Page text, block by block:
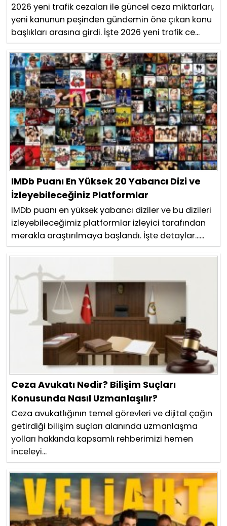
2026 yeni trafik cezaları ile güncel ceza miktarları,
yeni kanunun peşinden gündemin öne çıkan konu
başlıkları arasına girdi. İşte 2026 yeni trafik ce...
IMDb Puanı En Yüksek 20 Yabancı Dizi ve
İzleyebileceğiniz Platformlar
IMDb puanı en yüksek yabancı diziler ve bu dizileri
izleyebileceğimiz platformlar izleyici tarafından
merakla araştırılmaya başlandı. İşte detaylar......
Ceza Avukatı Nedir? Bilişim Suçları
Konusunda Nasıl Uzmanlaşılır?
Ceza avukatlığının temel görevleri ve dijital çağın
getirdiği bilişim suçları alanında uzmanlaşma
yolları hakkında kapsamlı rehberimizi hemen
inceleyi...